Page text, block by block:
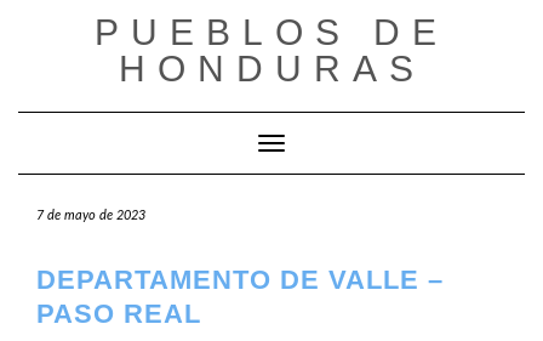
PUEBLOS DE
HONDURAS
Cambiar modo de navegación
7 de mayo de 2023
DEPARTAMENTO DE VALLE –
PASO REAL